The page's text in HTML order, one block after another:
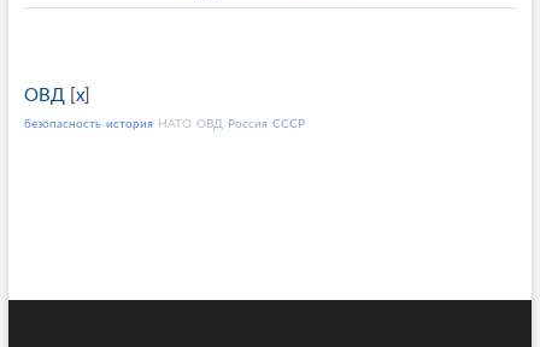
ОВД x]
безопасность история НАТО ОВД Россия СССР